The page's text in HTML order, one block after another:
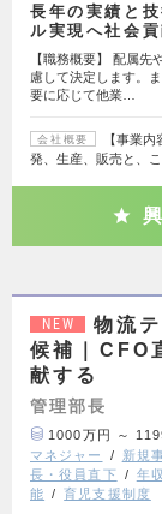
長年の実績と
ル実現へ社会
【職務概要】 配属先
慮して決定します。
要に応じて他業…
会社概要
【事業
発、生産、販売と、
NEW
物流
候補｜CFO
献する
管理部長
1000万円 ～
マネジャー
新規
長・役員直下
年
能
育児支援制度